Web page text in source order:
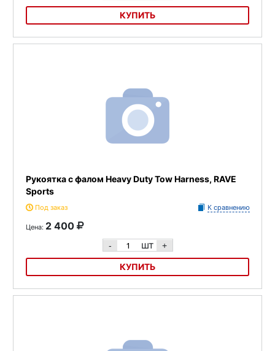
КУПИТЬ
Буксировочный фал 2 Rider Tow Rope, RAVE Sports
Рукоятка с фалом Heavy Duty Tow Harness, RAVE
Sports
Под заказ К сравнению
Цена: 2 400
- шт +
КУПИТЬ
Рукоятка с фалом Heavy Duty Tow Harness, RAVE Sports